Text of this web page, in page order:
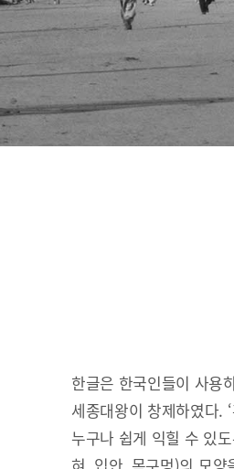
한글은 한국인들이 사용
세종대왕이 창제하였다.
누구나 쉽게 익힐 수 있